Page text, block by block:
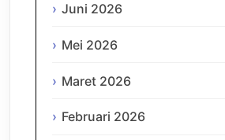
Juni 2026
Mei 2026
Maret 2026
Februari 2026